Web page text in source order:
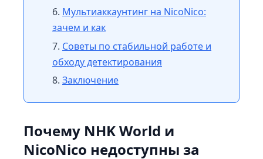
Мультиаккаунтинг на NicoNico:
зачем и как
Советы по стабильной работе и
обходу детектирования
Заключение
Почему NHK World и
NicoNico недоступны за